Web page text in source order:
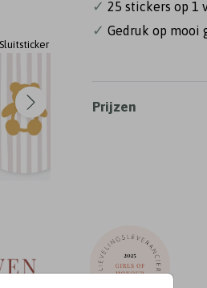
Sluitsticker
✓ 25 stickers op 1
✓ Gedruk op mooi
Prijzen